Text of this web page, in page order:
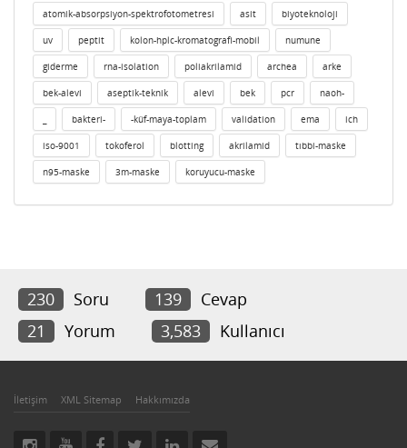
atomik-absorpsiyon-spektrofotometresi asit biyoteknoloji
uv peptit kolon-hplc-kromatografi-mobil numune
giderme rna-isolation poliakrilamid archea arke
bek-alevi aseptik-teknik alevi bek pcr naoh-
bakteri- -küf-maya-toplam validation ema ich
iso-9001 tokoferol blotting akrilamid tıbbi-maske
n95-maske 3m-maske koruyucu-maske
230 Soru 139
Cevap
21
Yorum 3,583 Kullanıcı
İletişim XML Sitemap Hakkımızda